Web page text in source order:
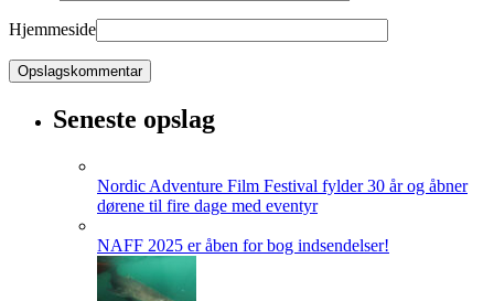
Hjemmeside
Seneste opslag
Nordic Adventure Film Festival fylder 30 år og åbner
dørene til fire dage med eventyr
NAFF 2025 er åben for bog indsendelser!